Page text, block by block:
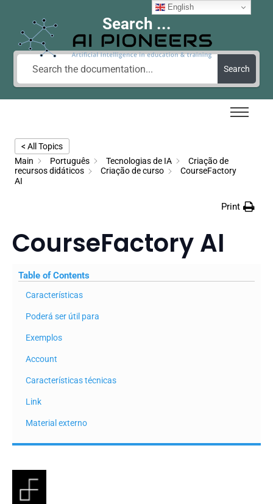
Search ...
Search
< All Topics
Main
Português Tecnologias de IA
Criação de
recursos didáticos
Criação de curso
CourseFactory
AI
Print
CourseFactory AI
Table of Contents
Características
Poderá ser útil para
Exemplos
Account
Características técnicas
Link
Material externo
English